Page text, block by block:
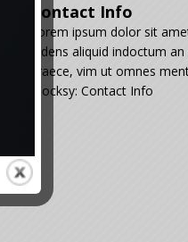
Contact Info
Lorem ipsum dolor sit
Ridens aliquid indoctum
graece, vim ut omnes
Blocksy: Contact Info